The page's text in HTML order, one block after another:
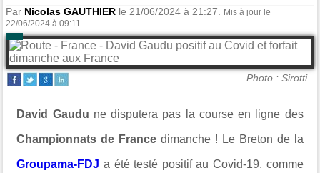
Par Nicolas GAUTHIER le 21/06/2024 à 21:27.
Mis à jour le
22/06/2024 à 09:11.
Photo : Sirotti
David Gaudu ne disputera pas la course en ligne des
Championnats de France dimanche ! Le Breton de la
Groupama-FDJ a été testé positif au Covid-19, comme